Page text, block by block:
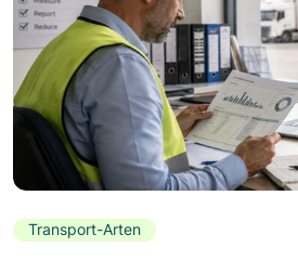
Transport-Arten